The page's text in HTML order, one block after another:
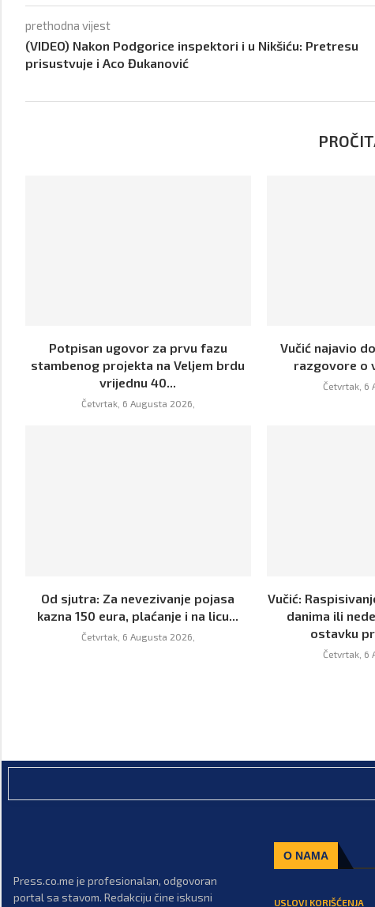
prethodna vijest
(VIDEO) Nakon Podgorice inspektori i u Nikšiću: Pretresu
prisustvuje i Aco Đukanović
Potpisan ugovor za prvu fazu
stambenog projekta na Veljem brdu
vrijednu 40...
Četvrtak, 6 Augusta 2026,
Vučić najavio
razgovore o
Četvrtak, 6
Od sjutra: Za nevezivanje pojasa
kazna 150 eura, plaćanje i na licu...
Četvrtak, 6 Augusta 2026,
Vučić:
danima ili
ostavku
Četvrtak, 6
Press.co.me je profesionalan, odgovoran
portal sa stavom. Redakciju čine iskusni
O NAMA
USLOVI KORIŠĆENJA